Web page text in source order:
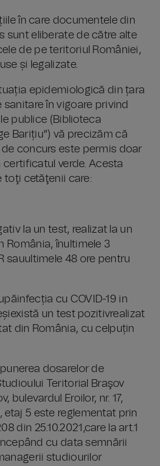
în care documentele din
sunt eliberate de către alte
de pe teritoriul României,
și legalizate.
epidemiologică din țara
în vigoare privind
publice (Biblioteca
Barițiu”) vă precizăm că
concurs este permis doar
verde. Acesta
toţi cetăţenii care:
la un test, realizat la un
România, înultimele 3
sauultimele 48 ore pentru
cu COVID-19 in
un test pozitivrealizat
din România, cu celpuțin
dosarelor de
Teritorial Braşov
bulevardul Eroilor, nr. 17,
etaj 5 este reglementat prin
din 25.10.2021,care la art.1
cu data semnării
studiourilor